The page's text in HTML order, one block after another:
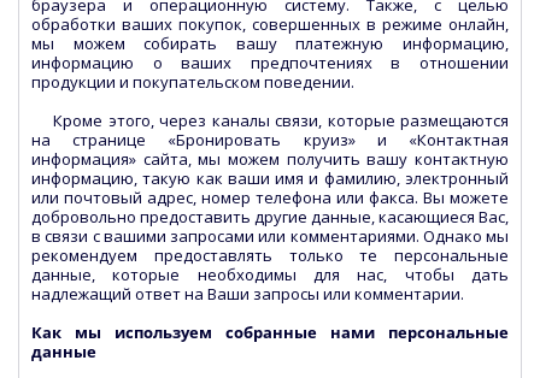
браузера и операционную систему. Также, с целью
обработки ваших покупок, совершенных в режиме онлайн,
мы можем собирать вашу платежную информацию,
информацию о ваших предпочтениях в отношении
продукции и покупательском поведении.
Кроме этого, через каналы связи, которые размещаются
на странице «Бронировать круиз» и «Контактная
информация» сайта, мы можем получить вашу контактную
информацию, такую как ваши имя и фамилию, электронный
или почтовый адрес, номер телефона или факса. Вы можете
добровольно предоставить другие данные, касающиеся Вас,
в связи с вашими запросами или комментариями. Однако мы
рекомендуем предоставлять только те персональные
данные, которые необходимы для нас, чтобы дать
надлежащий ответ на Ваши запросы или комментарии.
Как мы используем собранные нами персональные
данные